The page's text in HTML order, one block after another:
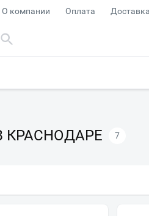
О компании Оплата Доставка
КРАСНОДАРЕ 7